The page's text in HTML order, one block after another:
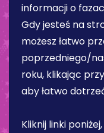
informacji o
Gdy jesteś na
możesz łatwo
poprzedniego/
roku, klikając
aby łatwo
Kliknij linki